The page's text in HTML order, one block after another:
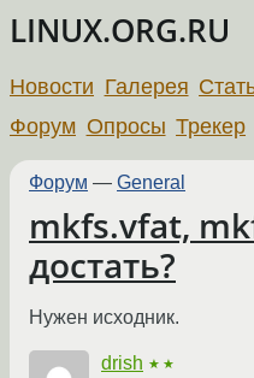
LINUX.ORG.RU
Новости Галерея
Форум Опросы Трекер
Форум — General
mkfs.vfat,
достать?
Нужен исходник.
drish ★★